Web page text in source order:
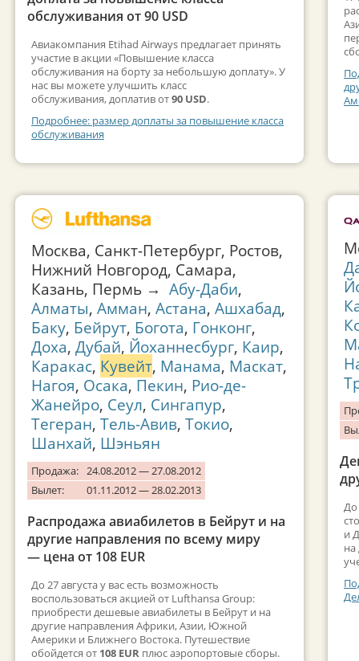
обслуживания от 90 USD
Авиакомпания Etihad Airways предлагает принять
участие в акции «Повышение класса
обслуживания на борту за небольшую доплату». У
нас вы можете улучшить класс
обслуживания, доплатив от90 USD.
Подробнее: размер доплаты за повышение класса
обслуживания
Москва, Санкт-Петербург, Ростов,
Нижний Новгород, Самара,
Казань, Пермь → Абу-Даби,
Алматы, Амман, Астана, Ашхабад,
Баку, Бейрут, Богота, Гонконг,
Доха, Дубай, Йоханнесбург, Каир,
Каракас, Кувейт, Манама, Маскат,
Нагоя, Осака, Пекин, Рио-де-
Жанейро, Сеул, Сингапур,
Тегеран, Тель-Авив, Токио,
Шанхай, Шэньян
Продажа: 24.08.2012 — 27.08.2012
Вылет:
01.11.2012 — 28.02.2013
Распродажа авиабилетов в Бейрут и на
другие направления по всему миру
— цена от 108 EUR
До 27 августа у вас есть возможность
воспользоваться акцией от Lufthansa Group:
приобрести дешевые авиабилеты в Бейрут и на
другие направления Африки, Азии, Южной
Америки и Ближнего Востока. Путешествие
обойдется от 108 EUR плюс аэропортовые сборы.
До
и
на